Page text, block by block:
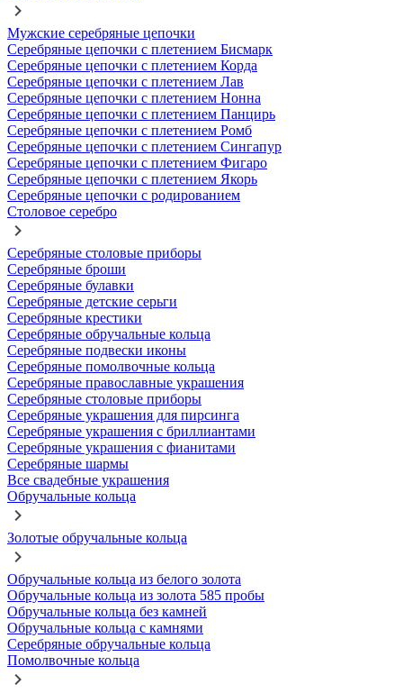
Мужские серебряные цепочки
Серебряные цепочки с плетением Бисмарк
Серебряные цепочки с плетением Корда
Серебряные цепочки с плетением Лав
Серебряные цепочки с плетением Нонна
Серебряные цепочки с плетением Панцирь
Серебряные цепочки с плетением Ромб
Серебряные цепочки с плетением Сингапур
Серебряные цепочки с плетением Фигаро
Серебряные цепочки с плетением Якорь
Серебряные цепочки с родированием
Столовое серебро
Серебряные столовые приборы
Серебряные броши
Серебряные булавки
Серебряные детские серьги
Серебряные крестики
Серебряные обручальные кольца
Серебряные подвески иконы
Серебряные помолвочные кольца
Серебряные православные украшения
Серебряные столовые приборы
Серебряные украшения для пирсинга
Серебряные украшения с бриллиантами
Серебряные украшения с фианитами
Серебряные шармы
Все свадебные украшения
Обручальные кольца
Золотые обручальные кольца
Обручальные кольца из белого золота
Обручальные кольца из золота 585 пробы
Обручальные кольца без камней
Обручальные кольца с камнями
Серебряные обручальные кольца
Помолвочные кольца